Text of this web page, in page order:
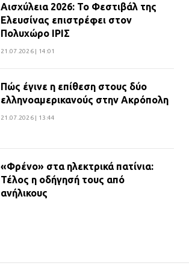
Αισχύλεια 2026: Το Φεστιβάλ της
Ελευσίνας επιστρέφει στον
Πολυχώρο ΙΡΙΣ
21.07.2026 | 14:01
Πώς έγινε η επίθεση στους δύο
ελληνοαμερικανούς στην Ακρόπολη
21.07.2026 | 13:44
«Φρένο» στα ηλεκτρικά πατίνια:
Τέλος η οδήγησή τους από
ανήλικους